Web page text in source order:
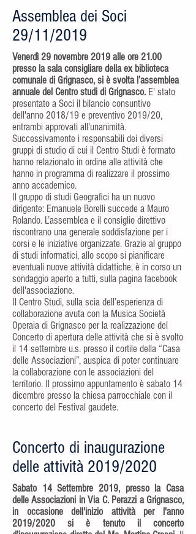
Assemblea dei Soci
29/11/2019
Venerdì 29 novembre 2019 alle ore 21.00
presso la sala consigliare della ex biblioteca
comunale di Grignasco, si è svolta l’assemblea
annuale del Centro studi di Grignasco. E' stato
presentato a Soci il bilancio consuntivo
dell'anno 2018/19 e preventivo 2019/20,
entrambi approvati all'unanimità.
Successivamente i responsabili dei diversi
gruppi di studio di cui il Centro Studi è formato
hanno relazionato in ordine alle attività che
hanno in programma di realizzare il prossimo
anno accademico.
Il gruppo di studi Geografici ha un nuovo
dirigente: Emanuele Borelli succede a Mauro
Rolando. L’assemblea e il consiglio direttivo
riscontrano una generale soddisfazione per i
corsi e le iniziative organizzate. Grazie al gruppo
di studi informatici, allo scopo si pianificare
eventuali nuove attività didattiche, è in corso un
sondaggio aperto a tutti, sulla pagina facebook
dell'associazione.
Il Centro Studi, sulla scia dell’esperienza di
collaborazione avuta con la Musica Società
Operaia di Grignasco per la realizzazione del
Concerto di apertura delle attività che si è svolto
il 14 settembre u.s. presso il cortile della “Casa
delle Associazioni”, auspica di poter continuare
la collaborazione con le associazioni del
territorio. Il prossimo appuntamento è sabato 14
dicembre presso la chiesa parrocchiale con il
concerto del Festival gaudete.
Concerto di inaugurazione
delle attività 2019/2020
Sabato 14 Settembre 2019, presso la Casa
delle Associazioni in Via C. Perazzi a Grignasco,
in occasione dell'inizio attività per l'anno
2019/2020 si è tenuto il concerto